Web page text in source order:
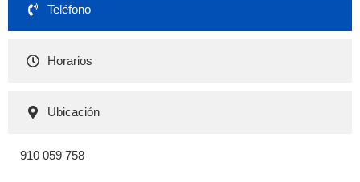
Teléfono
Horarios
Ubicación
910 059 758